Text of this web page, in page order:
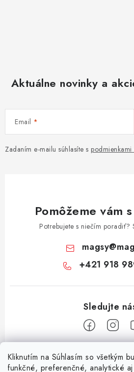
Kliknutím na Súhlasím so všetkým
funkčné, preferenčné, analytické
Aktuálne novinky a
Email
Zadaním e-mailu súhlasíte s
Pomôžeme vám
Potrebujete s niečím poradiť?
magsy@
+421 918